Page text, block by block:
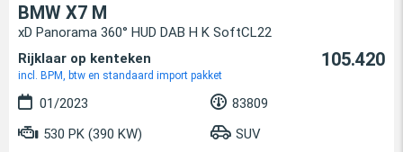
BMW X7 M
xD Panorama 360° HUD DAB H K SoftCL22
Rijklaar op kenteken
incl. BPM, btw en standaard import pakket
105.420
01/2023
83809
530 PK (390 KW)
SUV